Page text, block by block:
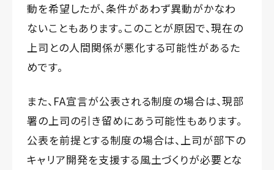
動を希望したが、条件があわず異動がかなわ
ないこともあります。このことが原因で、現在の
上司との人間関係が悪化する可能性があるた
めです。
また、FA宣言が公表される制度の場合は、現部
署の上司の引き留めにあう可能性もあります。
公表を前提とする制度の場合は、上司が部下の
キャリア開発を支援する風土づくりが必要とな